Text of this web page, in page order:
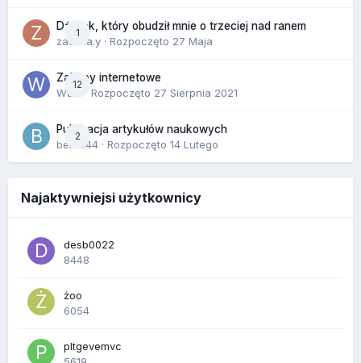
1
Dźwięk, który obudził mnie o trzeciej nad ranem
zackr.a.y · Rozpoczęto 27 Maja
12
Zakupy internetowe
Wula
· Rozpoczęto 27 Sierpnia 2021
2
Publikacja artykułów naukowych
berus44 · Rozpoczęto 14 Lutego
Najaktywniejsi użytkownicy
desb0022
8448
żoo
6054
pltgevemvc